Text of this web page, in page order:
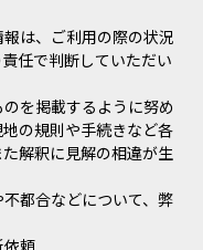
は、ご利用の際の状況
任で判断していただい
を掲載するように努め
の規則や手続きなど各
解釈に見解の相違が生
都合などについて、弊
依頼